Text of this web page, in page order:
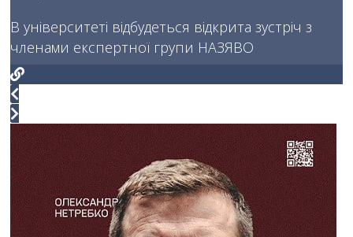
В університеті відбудеться відкрита зустріч з
членами експертної групи НАЗЯВО